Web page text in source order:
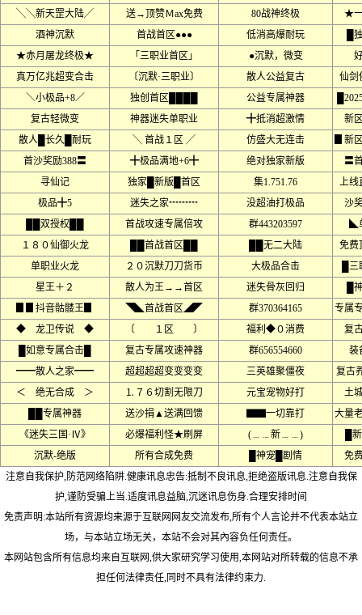
╲╲新天罡大陆╱
送→顶赞Ｍax免费 80战神终极
★
酒神沉默
首战首区●●● 低消高爆耐玩
█
★赤月屠龙终极★
「三职业首区」 ●沉默，微变
真万亿兆超变合击
〔沉默·三职业〕 散人公益复古
仙剑
＼小极品+8／
独创首区████ 公益专属神器
复古轻微变
神器迷失单职业 ╋抵消超激情
新
散人█长久█耐玩
╲ 首战１区 ╱ 仿盛大无连击
▊新
首沙奖励388〓
╋极品满地+6╋ 绝对独家新版
〓
寻仙记
独家█新版█首区 集1.751.76
上线
极品╋5
迷失之家┅┅┅ 没超油打极品
沙
██双授权██
首战攻速专属倍攻 群443203597
◣
１８０仙御火龙
██首战首区██ ██无二大陆
免
单职业火龙
２０沉默刀刀货币 大极品合击
█
星王＋２
散人为王→→首区 迷失骨灰回归
█
▊▊抖音骷髅王▊
◥◣首战首区◢◤ 群370364165
专属
◆ 龙卫传说 ◆
〔 １区 〕 福利◆０消费
复
█如意专属合击█
复古专属攻速神器 群656554660
装
━━散人之家━━
超超超超变变变变 三英雄聚僵夜
复古
＜ 绝无合成 ＞
⒈７６切割无限刀 元宝宠物好打
土
██专属神器
送沙捐▲送满回馈 ▇▇一切靠打
大量
《迷失三国·Ⅳ》
必爆福利怪★刷屏 (﹍﹍新﹍﹍)
█
沉默-绝版
所有合成免费 █神宠█剧情
免
注意自我保护,防范网络陷阱.健康讯息忠告:抵制不良讯息,拒绝盗版讯息.注意自我保
护,谨防受骗上当.适度讯息益脑,沉迷讯息伤身.合理安排时间
免责声明:本站所有资源均来源于互联网网友交流发布,所有个人言论并不代表本站立
场，与本站立场无关，本站不会对其內容负任何责任。
本网站包含所有信息均来自互联网,供大家研究学习使用,本网站对所转载的信息不承
担任何法律责任,同时不具有法律约束力.